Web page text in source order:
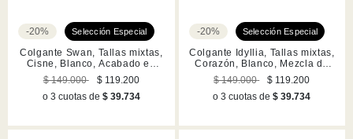
-20%
Colgante Swan, Tallas mixtas,
Cisne, Blanco, Acabado en
tono oro rosa
$ 149.000
$ 119.200
o 3 cuotas de $ 39.734
-20%
Colgante Idyllia, Tallas mixtas,
Corazón, Blanco, Mezcla de
acabados
$ 149.000
$ 119.200
o 3 cuotas de$ 39.734